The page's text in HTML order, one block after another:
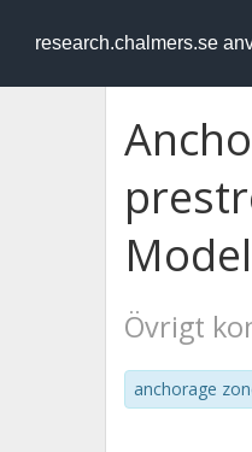
research.chalmers.se
RESEARCH
Övrigt
anchorage